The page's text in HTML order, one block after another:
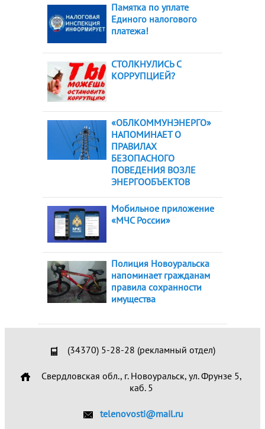
Памятка по уплате
Единого налогового
платежа!
СТОЛКНУЛИСЬ С
КОРРУПЦИЕЙ?
«ОБЛКОММУНЭНЕРГО»
НАПОМИНАЕТ О
ПРАВИЛАХ
БЕЗОПАСНОГО
ПОВЕДЕНИЯ ВОЗЛЕ
ЭНЕРГООБЪЕКТОВ
Мобильное приложение
«МЧС России»
Полиция Новоуральска
напоминает гражданам
правила сохранности
имущества
(34370) 5-28-28 (рекламный отдел)
Свердловская обл., г. Новоуральск, ул. Фрунзе 5,
каб. 5
telenovosti@mail.ru